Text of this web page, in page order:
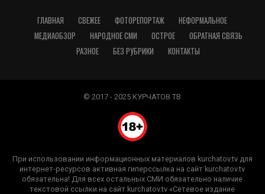
ГЛАВНАЯ СВЕЖЕЕ ФОТОРЕПОРТАЖ
НЕФОРМАЛЬНОЕ
МЕДИАОБЗОР
НАРОДНОЕ СМИ ОСТРОЕ
ОБРАТНАЯ СВЯЗЬ
РАЗНОЕ
БЕЗ РУБРИКИ КОНТАКТЫ
© 2017 - 2025 КУРЧАТОВ ТВ
При использовании информационных материалов kurchatov.tv для
интернет-ресурсов активная гиперссылка на сайт kurchatov.tv
обязательна! Для всех остальных СМИ обязательно наличие
текстовой ссылки на сайт kurchatov.tv «Сетевое издание